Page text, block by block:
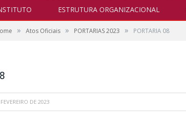
ESTRUTURA ORGANIZACIONAL
» Atos Oficiais » PORTARIAS 2023 » PORTARIA 08
DE 2023